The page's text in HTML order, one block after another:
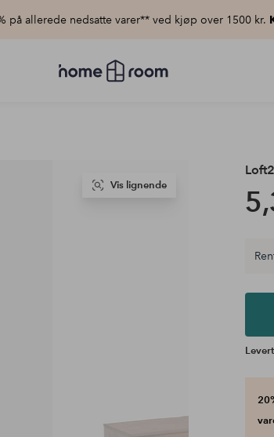
på allerede nedsatte varer** ved kjøp over 1500 kr.
Homeroom
–
Vis lignende